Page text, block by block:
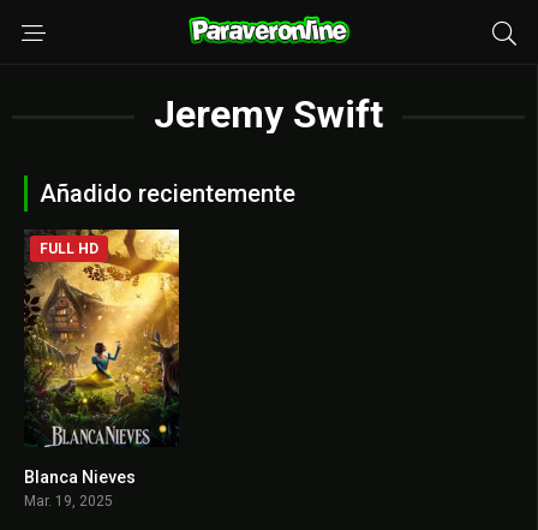
Jeremy Swift
Añadido recientemente
FULL HD
Blanca Nieves
Mar. 19, 2025